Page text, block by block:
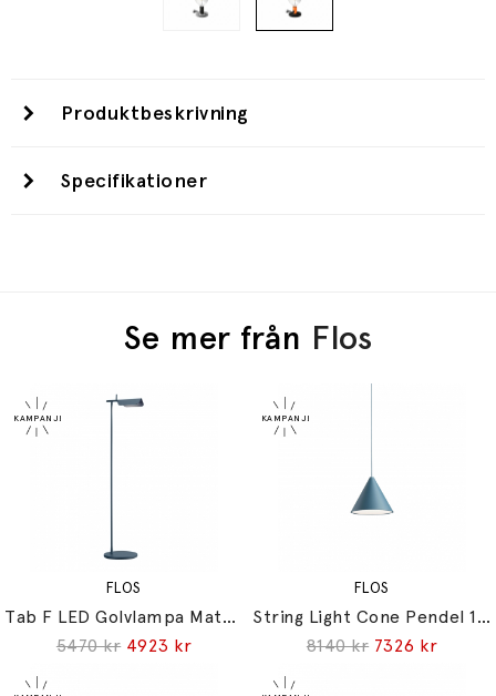
Produktbeskrivning
Specifikationer
Se mer från Flos
FLOS
Tab F LED Golvlampa Matt Blue
5470 kr 4923 kr
FLOS
String Light Cone Pendel 12 Meter Touch Dimmer Blue
8140 kr 7326 kr